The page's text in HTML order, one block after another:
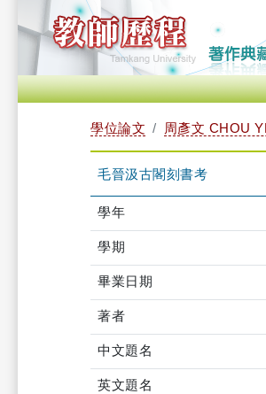
學位論文 周彥文 CHOU
毛晉汲古閣刻書考
學年
學期
畢業日期
著者
中文題名
英文題名